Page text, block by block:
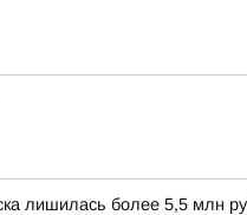
лишилась более 5,5 млн